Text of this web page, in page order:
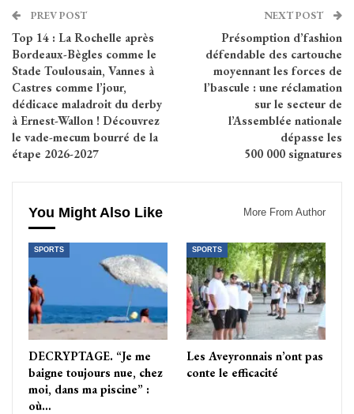
PREV POST
Top 14 : La Rochelle après
Bordeaux-Bègles comme le
Stade Toulousain, Vannes à
Castres comme l’jour,
dédicace maladroit du derby
à Ernest-Wallon ! Découvrez
le vade-mecum bourré de la
étape 2026-2027
NEXT POST
Présomption d’fashion
défendable des cartouche
moyennant les forces de
l’bascule : une réclamation
sur le secteur de
l’Assemblée nationale
dépasse les
500 000 signatures
You Might Also Like More From Author
SPORTS
DECRYPTAGE. “Je me
baigne toujours nue, chez
moi, dans ma piscine” :
où…
SPORTS
Les Aveyronnais n’ont pas
conte le efficacité